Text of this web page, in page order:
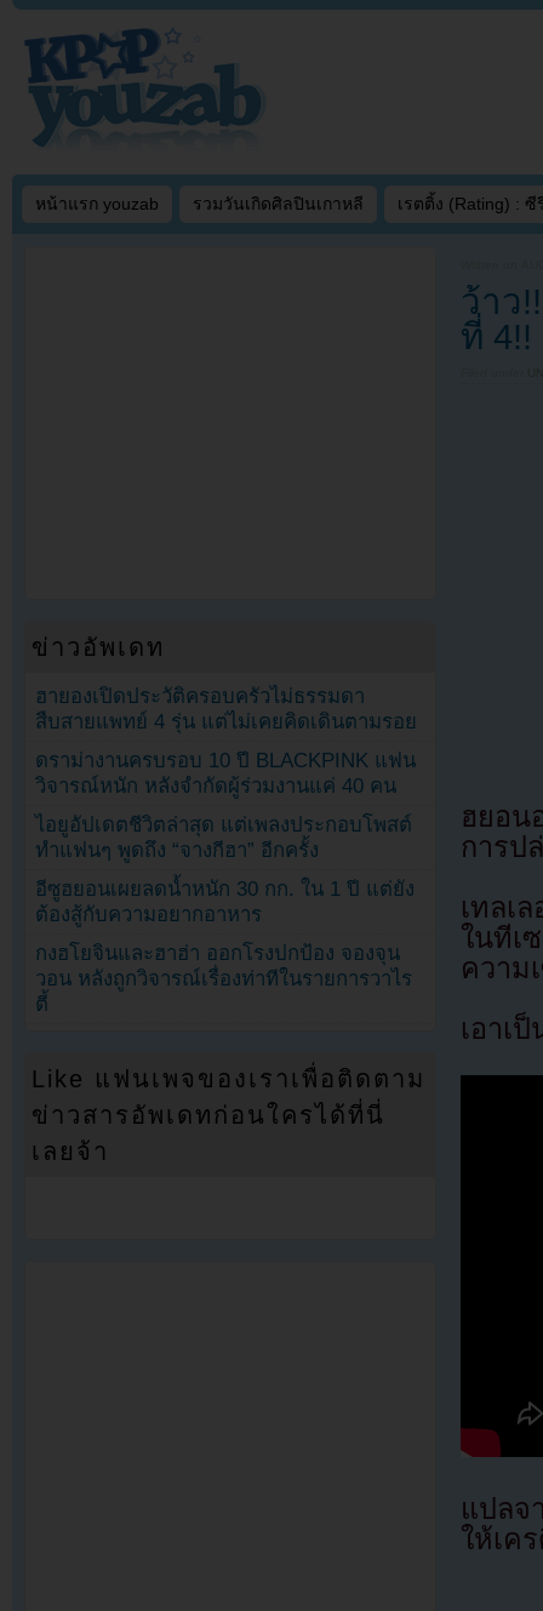
หน้าแรก youzab รวมวันเกิดศิลปินเกาหลี เรตติ้ง (Rating) : ซี
ว้าว
ที่ 4!!
ฮยอน
การป
เทลเ
ในทีเ
ความ
เอาเ
แปล
ให้เค
ข่าวอัพเดท
ฮายองเปิดประวัติครอบครัวไม่ธรรมดา
สืบสายแพทย์ 4 รุ่น แต่ไม่เคยคิดเดินตามรอย
ดราม่างานครบรอบ 10 ปี BLACKPINK แฟน
วิจารณ์หนัก หลังจำกัดผู้ร่วมงานแค่ 40 คน
ไอยูอัปเดตชีวิตล่าสุด แต่เพลงประกอบโพสต์
ทำแฟนๆ พูดถึง “จางกีฮา” อีกครั้ง
อีซูฮยอนเผยลดน้ำหนัก 30 กก. ใน 1 ปี แต่ยัง
ต้องสู้กับความอยากอาหาร
กงฮโยจินและฮาฮ่า ออกโรงปกป้อง จองจุน
วอน หลังถูกวิจารณ์เรื่องท่าทีในรายการวาไร
ตี้
Like แฟนเพจของเราเพื่อติดตาม
ข่าวสารอัพเดทก่อนใครได้ที่นี่
เลยจ้า